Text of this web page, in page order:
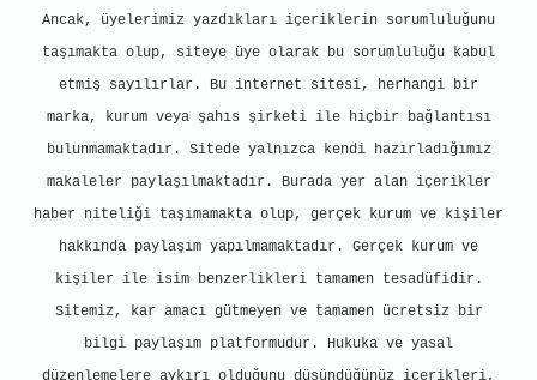
Ancak, üyelerimiz yazdıkları içeriklerin sorumluluğunu
taşımakta olup, siteye üye olarak bu sorumluluğu kabul
etmiş sayılırlar. Bu internet sitesi, herhangi bir
marka, kurum veya şahıs şirketi ile hiçbir bağlantısı
bulunmamaktadır. Sitede yalnızca kendi hazırladığımız
makaleler paylaşılmaktadır. Burada yer alan içerikler
haber niteliği taşımamakta olup, gerçek kurum ve kişiler
hakkında paylaşım yapılmamaktadır. Gerçek kurum ve
kişiler ile isim benzerlikleri tamamen tesadüfidir.
Sitemiz, kar amacı gütmeyen ve tamamen ücretsiz bir
bilgi paylaşım platformudur. Hukuka ve yasal
düzenlemelere aykırı olduğunu düşündüğünüz içerikleri,